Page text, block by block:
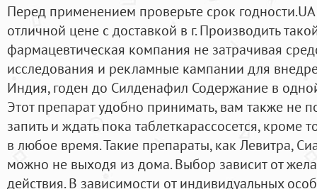
Перед применением проверьте срок
отличной цене с доставкой в г. Производить
фармацевтическая компания не затрачивая
исследования и рекламные кампании для
Индия, годен до Силденафил Содержание в
Этот препарат удобно принимать, вам также не
запить и ждать пока таблеткарассосется, кроме
в любое время. Такие препараты, как Левитра,
можно не выходя из дома. Выбор зависит от
действия. В зависимости от индивидуальных